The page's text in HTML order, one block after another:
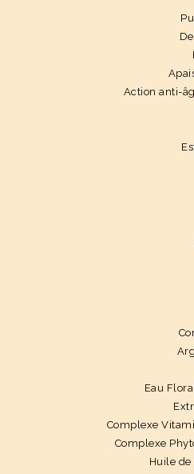
Action anti-
Eau
Complexe
Complexe
Huile